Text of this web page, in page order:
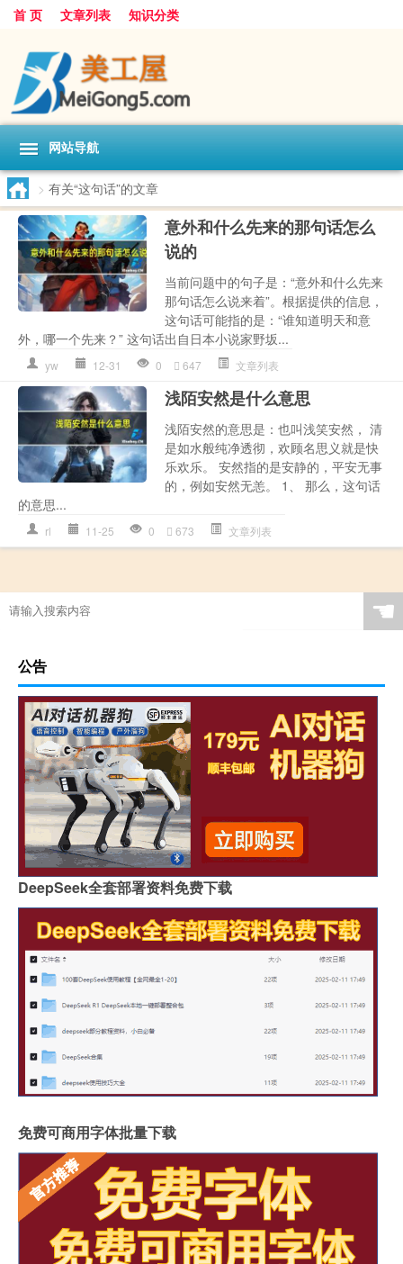
首 页 文章列表 知识分类
网站导航
> 有关“这句话”的文章
意外和什么先来的那句话怎么
说的
当前问题中的句子是：“意外和什么先来
那句话怎么说来着”。根据提供的信息，
这句话可能指的是：“谁知道明天和意
外，哪一个先来？” 这句话出自日本小说家野坂...
yw 12-31 0 647 文章列表
浅陌安然是什么意思
浅陌安然的意思是：也叫浅笑安然， 清
是如水般纯净透彻，欢顾名思义就是快
乐欢乐。 安然指的是安静的，平安无事
的，例如安然无恙。 1、 那么，这句话
的意思...
rl 11-25 0 673 文章列表
☚
公告
DeepSeek全套部署资料免费下载
免费可商用字体批量下载